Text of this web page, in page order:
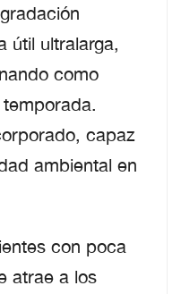
útil ultralarga,
como
capaz
ambiental en
con poca
atrae a los